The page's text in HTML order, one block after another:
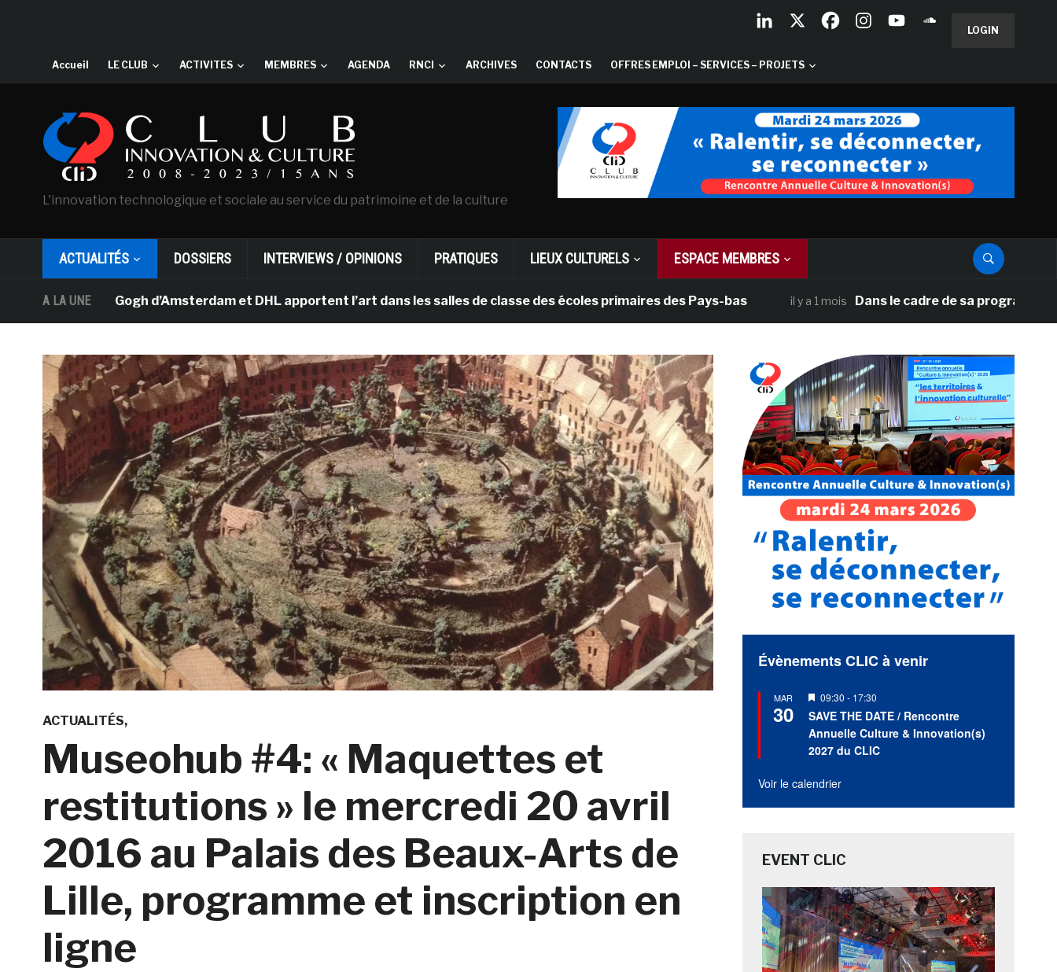
LOGIN
Accueil LE CLUB ACTIVITES MEMBRES AGENDA RNCI ARCHIVES CONTACTS OFFRES EMPLOI – SERVICES – PROJETS
L'innovation technologique et sociale au service du patrimoine et de la culture
ACTUALITÉS DOSSIERS INTERVIEWS / OPINIONS PRATIQUES LIEUX CULTURELS ESPACE MEMBRES
A LA UNE
Van Gogh d’Amsterdam et DHL apportent l’art dans les salles de classe des écoles primaires des Pays-bas il y a 1 mois Dans le cadre de sa programmation
ACTUALITÉS
Museohub #4: « Maquettes et
restitutions » le mercredi 20 avril
2016 au Palais des Beaux-Arts de
Lille, programme et inscription en
ligne
Évènements CLIC à venir
MAR
30
Mis
en
avant
09:30 - 17:30
SAVE THE DATE / Rencontre
Annuelle Culture & Innovation(s)
2027 du CLIC
Voir le calendrier
EVENT CLIC